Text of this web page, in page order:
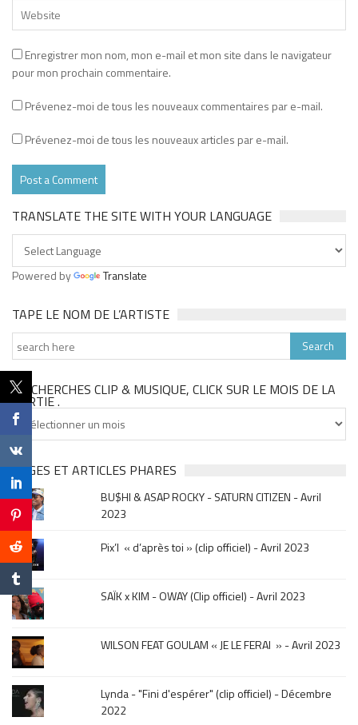
Enregistrer mon nom, mon e-mail et mon site dans le navigateur
pour mon prochain commentaire.
Prévenez-moi de tous les nouveaux commentaires par e-mail.
Prévenez-moi de tous les nouveaux articles par e-mail.
TRANSLATE THE SITE WITH YOUR LANGUAGE
Powered by Translate
TAPE LE NOM DE L’ARTISTE
TU CHERCHES CLIP & MUSIQUE, CLICK SUR LE MOIS DE LA
SORTIE .
Tu
cherches
clip
&
musique,
click
sur
le
mois
de
la
sortie
PAGES ET ARTICLES PHARES
BU$HI & ASAP ROCKY - SATURN CITIZEN - Avril
2023
Pix’l « d’après toi » (clip officiel) - Avril 2023
SAÏK x KIM - OWAY (Clip officiel) - Avril 2023
WILSON FEAT GOULAM « JE LE FERAI » - Avril 2023
Lynda - "Fini d'espérer" (clip officiel) - Décembre
2022